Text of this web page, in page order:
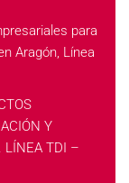
para
Aragón, Línea
Y
LÍNEA TDI –